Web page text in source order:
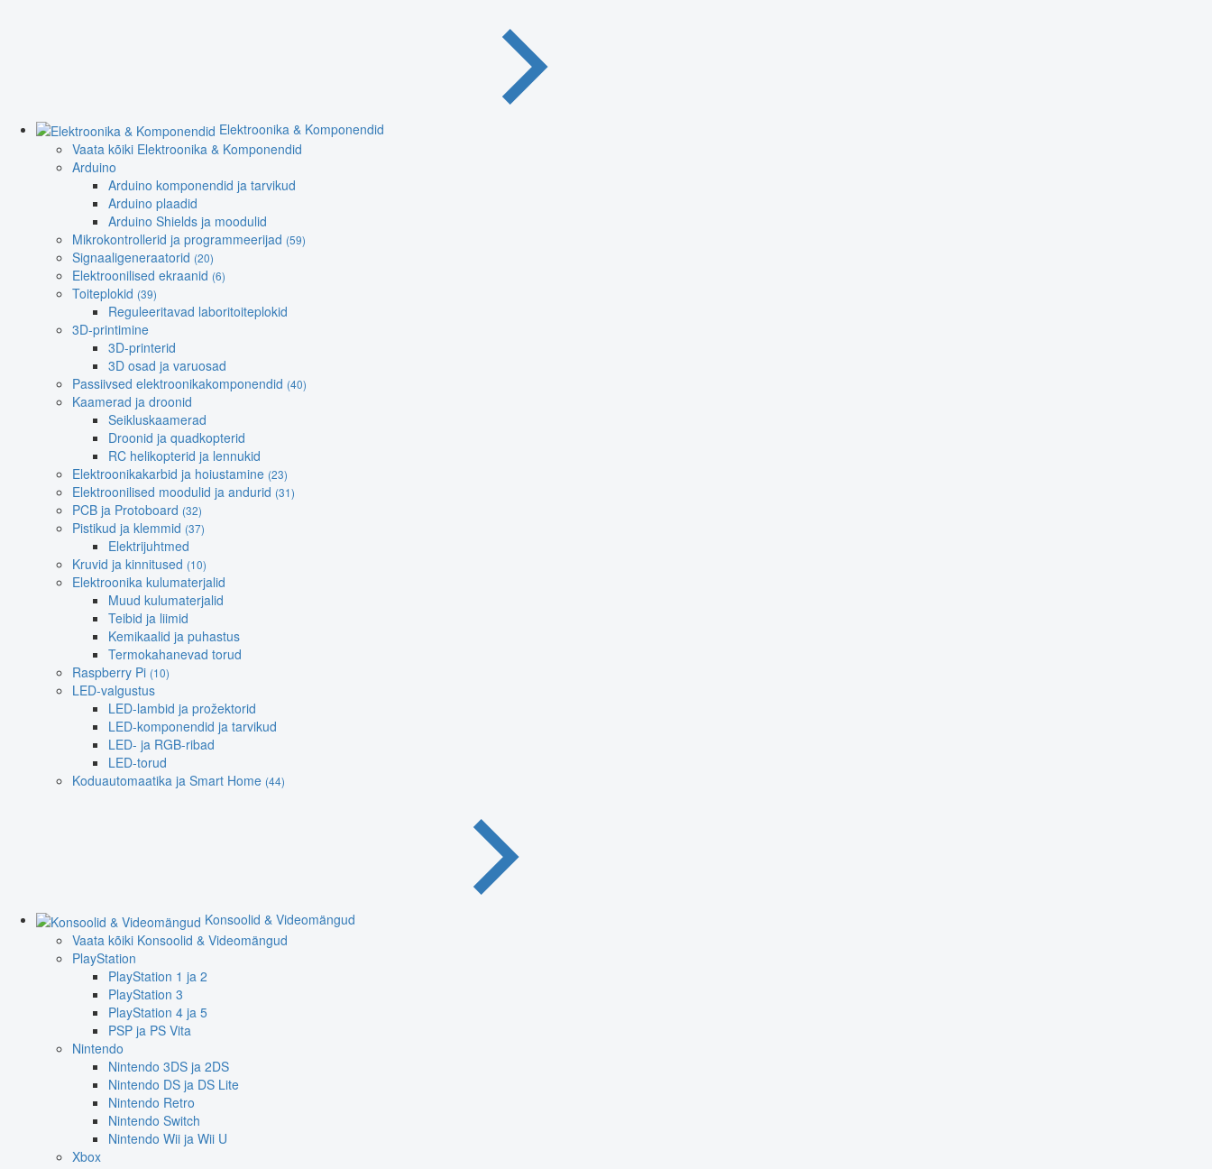
Elektroonika & Komponendid
Vaata kõiki Elektroonika & Komponendid
Arduino
Arduino komponendid ja tarvikud
Arduino plaadid
Arduino Shields ja moodulid
Mikrokontrollerid ja programmeerijad (59)
Signaaligeneraatorid (20)
Elektroonilised ekraanid (6)
Toiteplokid (39)
Reguleeritavad laboritoiteplokid
3D-printimine
3D-printerid
3D osad ja varuosad
Passiivsed elektroonikakomponendid (40)
Kaamerad ja droonid
Seikluskaamerad
Droonid ja quadkopterid
RC helikopterid ja lennukid
Elektroonikakarbid ja hoiustamine (23)
Elektroonilised moodulid ja andurid (31)
PCB ja Protoboard (32)
Pistikud ja klemmid (37)
Elektrijuhtmed
Kruvid ja kinnitused (10)
Elektroonika kulumaterjalid
Muud kulumaterjalid
Teibid ja liimid
Kemikaalid ja puhastus
Termokahanevad torud
Raspberry Pi (10)
LED-valgustus
LED-lambid ja prožektorid
LED-komponendid ja tarvikud
LED- ja RGB-ribad
LED-torud
Koduautomaatika ja Smart Home (44)
Konsoolid & Videomängud
Vaata kõiki Konsoolid & Videomängud
PlayStation
PlayStation 1 ja 2
PlayStation 3
PlayStation 4 ja 5
PSP ja PS Vita
Nintendo
Nintendo 3DS ja 2DS
Nintendo DS ja DS Lite
Nintendo Retro
Nintendo Switch
Nintendo Wii ja Wii U
Xbox